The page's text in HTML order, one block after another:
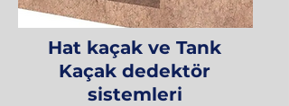
Hat kaçak ve Tank
Kaçak dedektör
sistemleri